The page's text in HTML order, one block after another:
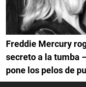
Freddie Mercury
secreto a la tumba
pone los pelos de